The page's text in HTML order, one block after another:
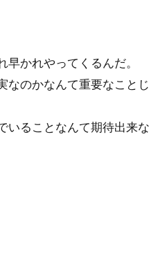
早かれやってくるんだ。
なのかなんて重要なことじ
いることなんて期待出来な